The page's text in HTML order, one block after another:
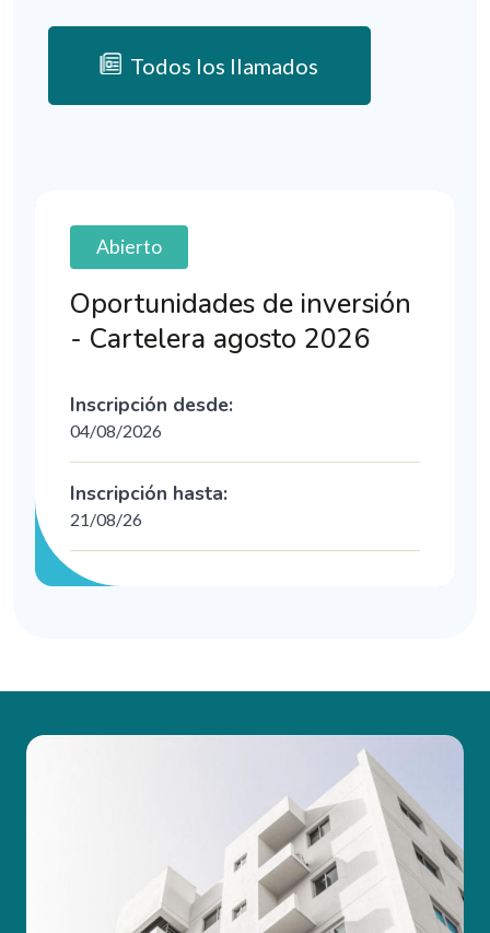
Todos los llamados
Abierto
Oportunidades de inversión
- Cartelera agosto 2026
Inscripción desde:
04/08/2026
Inscripción hasta:
21/08/26